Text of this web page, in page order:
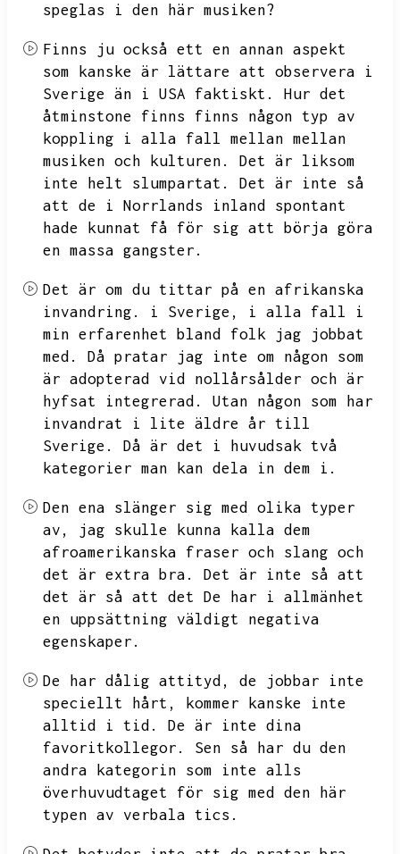
speglas i den här musiken?
Finns ju också ett en annan aspekt
som kanske är lättare att observera i
Sverige än i USA faktiskt.
Hur det
åtminstone finns finns någon typ av
koppling i alla fall mellan mellan
musiken och kulturen.
Det är liksom
inte helt slumpartat.
Det är inte så
att de i Norrlands inland spontant
hade kunnat få för sig att börja göra
en massa gangster.
Det är om du tittar på en afrikanska
invandring.
i Sverige,
i alla fall i
min erfarenhet bland folk jag jobbat
med.
Då pratar jag inte om någon som
är adopterad vid nollårsålder och är
hyfsat integrerad.
Utan någon som har
invandrat i lite äldre år till
Sverige.
Då är det i huvudsak två
kategorier man kan dela in dem i.
Den ena slänger sig med olika typer
av,
jag skulle kunna kalla dem
afroamerikanska fraser och slang och
det är extra bra.
Det är inte så att
det är så att det De har i allmänhet
en uppsättning väldigt negativa
egenskaper.
De har dålig attityd,
de jobbar inte
speciellt hårt,
kommer kanske inte
alltid i tid.
De är inte dina
favoritkollegor.
Sen så har du den
andra kategorin som inte alls
överhuvudtaget för sig med den här
typen av verbala tics.